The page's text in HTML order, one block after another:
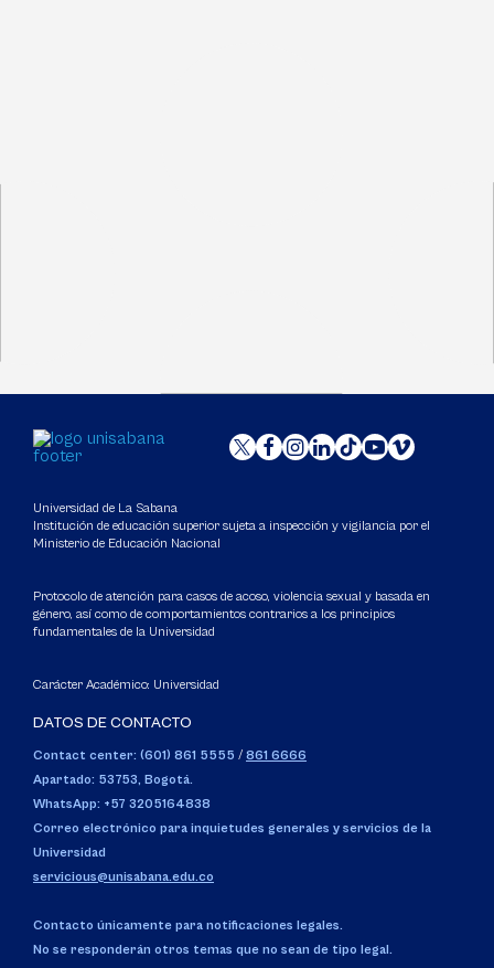
Universidad de La Sabana
Institución de educación superior sujeta a inspección y vigilancia por el
Ministerio de Educación Nacional
Protocolo de atención para casos de acoso, violencia sexual y basada en
género, así como de comportamientos contrarios a los principios
fundamentales de la Universidad
Carácter Académico: Universidad
DATOS DE CONTACTO
Contact center: (601) 861 5555 / 861 6666
Apartado: 53753, Bogotá.
WhatsApp: +57 3205164838
Correo electrónico para inquietudes generales y servicios de la
Universidad
servicious@unisabana.edu.co
Contacto únicamente para notificaciones legales.
No se responderán otros temas que no sean de tipo legal.